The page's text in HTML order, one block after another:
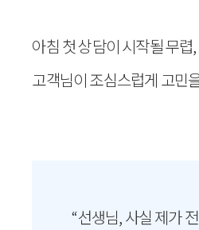
아침 첫 상담이 시작될 무
고객님이 조심스럽게 고민
“선생님, 사실 제가